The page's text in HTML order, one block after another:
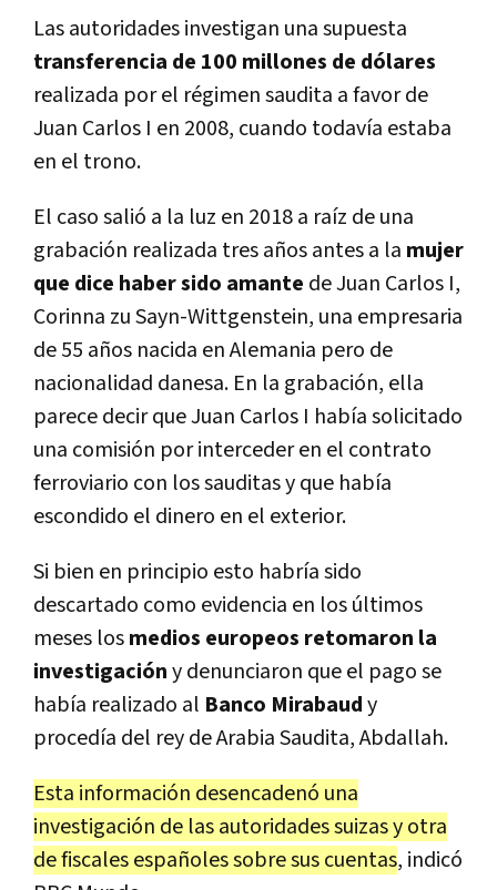
Las autoridades investigan una supuesta
transferencia de 100 millones de dólares
realizada por el régimen saudita a favor de
Juan Carlos I en 2008, cuando todavía estaba
en el trono.
El caso salió a la luz en 2018 a raíz de una
grabación realizada tres años antes a la mujer
que dice haber sido amante de Juan Carlos I,
Corinna zu Sayn-Wittgenstein, una empresaria
de 55 años nacida en Alemania pero de
nacionalidad danesa. En la grabación, ella
parece decir que Juan Carlos I había solicitado
una comisión por interceder en el contrato
ferroviario con los sauditas y que había
escondido el dinero en el exterior.
Si bien en principio esto habría sido
descartado como evidencia en los últimos
meses losmedios europeos retomaron la
investigacióny denunciaron que el pago se
había realizado al Banco Mirabaudy
procedía del rey de Arabia Saudita, Abdallah.
Esta información desencadenó una
investigación de las autoridades suizas y otra
de fiscales españoles sobre sus cuentas, indicó